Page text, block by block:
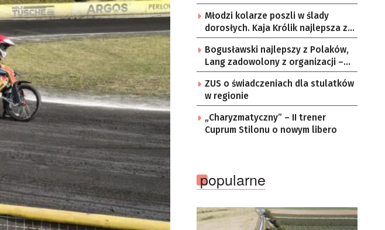
Młodzi kolarze poszli w ślady
dorosłych. Kaja Królik najlepsza z
Lubuszanek w Tour de Pologne
Junior
Bogusławski najlepszy z Polaków,
Lang zadowolony z organizacji –
komentarze po 3. etapie Tour de
Pologne
ZUS o świadczeniach dla stulatków
w regionie
„Charyzmatyczny” – II trener
Cuprum Stilonu o nowym libero
popularne